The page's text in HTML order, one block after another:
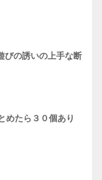
びの誘いの上手な断
めたら３０個あり